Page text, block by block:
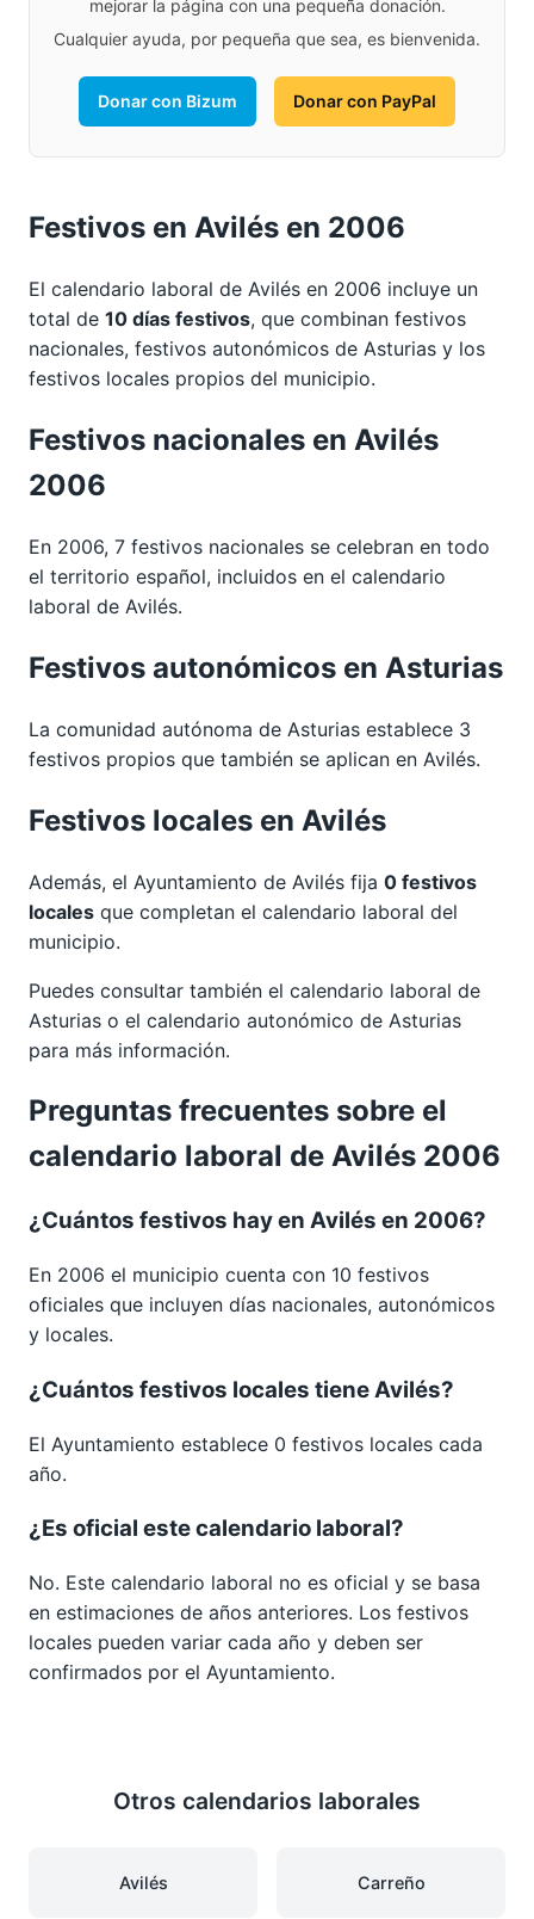
mejorar la página con una pequeña donación.
Cualquier ayuda, por pequeña que sea, es bienvenida.
Donar con Bizum Donar con PayPal
Festivos en Avilés en 2006
El calendario laboral de Avilés en 2006 incluye un
total de 10 días festivos, que combinan festivos
nacionales, festivos autonómicos de Asturias y los
festivos locales propios del municipio.
Festivos nacionales en Avilés
2006
En 2006, 7 festivos nacionales se celebran en todo
el territorio español, incluidos en el calendario
laboral de Avilés.
Festivos autonómicos en Asturias
La comunidad autónoma de Asturias establece 3
festivos propios que también se aplican en Avilés.
Festivos locales en Avilés
Además, el Ayuntamiento de Avilés fija 0 festivos
locales que completan el calendario laboral del
municipio.
Puedes consultar también el calendario laboral de
Asturias o el calendario autonómico de Asturias
para más información.
Preguntas frecuentes sobre el
calendario laboral de Avilés 2006
¿Cuántos festivos hay en Avilés en 2006?
En 2006 el municipio cuenta con 10 festivos
oficiales que incluyen días nacionales, autonómicos
y locales.
¿Cuántos festivos locales tiene Avilés?
El Ayuntamiento establece 0 festivos locales cada
año.
¿Es oficial este calendario laboral?
No. Este calendario laboral no es oficial y se basa
en estimaciones de años anteriores. Los festivos
locales pueden variar cada año y deben ser
confirmados por el Ayuntamiento.
Otros calendarios laborales
Avilés Carreño